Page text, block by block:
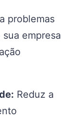
problemas
empresa
Reduz a